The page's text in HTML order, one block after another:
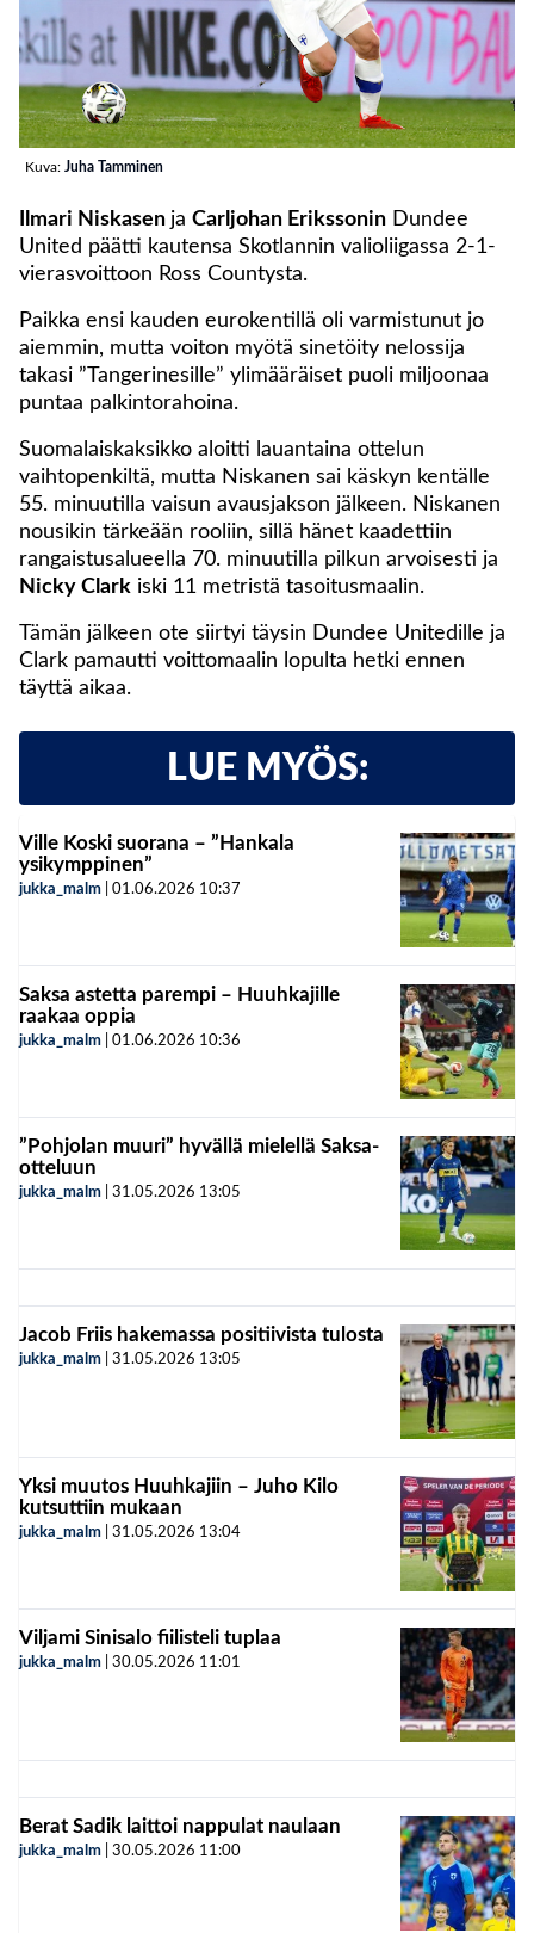
Kuva: Juha Tamminen
Ilmari Niskasen ja Carljohan Erikssonin Dundee
United päätti kautensa Skotlannin valioliigassa 2-1-
vierasvoittoon Ross Countysta.
Paikka ensi kauden eurokentillä oli varmistunut jo
aiemmin, mutta voiton myötä sinetöity nelossija
takasi ”Tangerinesille” ylimääräiset puoli miljoonaa
puntaa palkintorahoina.
Suomalaiskaksikko aloitti lauantaina ottelun
vaihtopenkiltä, mutta Niskanen sai käskyn kentälle
55. minuutilla vaisun avausjakson jälkeen. Niskanen
nousikin tärkeään rooliin, sillä hänet kaadettiin
rangaistusalueella 70. minuutilla pilkun arvoisesti ja
Nicky Clark iski 11 metristä tasoitusmaalin.
Tämän jälkeen ote siirtyi täysin Dundee Unitedille ja
Clark pamautti voittomaalin lopulta hetki ennen
täyttä aikaa.
LUE MYÖS:
Ville Koski suorana – ”Hankala
ysikymppinen”
jukka_malm 01.06.2026 10:37
Saksa astetta parempi – Huuhkajille
raakaa oppia
jukka_malm 01.06.2026 10:36
”Pohjolan muuri” hyvällä mielellä Saksa-
otteluun
jukka_malm 31.05.2026 13:05
Jacob Friis hakemassa positiivista tulosta
jukka_malm 31.05.2026 13:05
Yksi muutos Huuhkajiin – Juho Kilo
kutsuttiin mukaan
jukka_malm 31.05.2026 13:04
Viljami Sinisalo fiilisteli tuplaa
jukka_malm 30.05.2026 11:01
Berat Sadik laittoi nappulat naulaan
jukka_malm 30.05.2026 11:00